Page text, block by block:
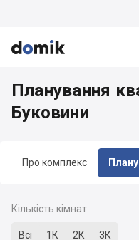



Про комплекс
Планування
Буковини
Кількість кімнат
Всі 1К 2К 3К